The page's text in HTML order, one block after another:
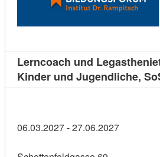
Lerncoach und
Kinder und Jugendliche,
06.03.2027 - 27.06.2027